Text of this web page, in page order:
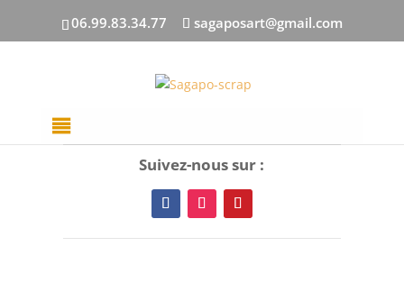
06.99.83.34.77 sagaposart@gmail.com
Suivez-nous sur :